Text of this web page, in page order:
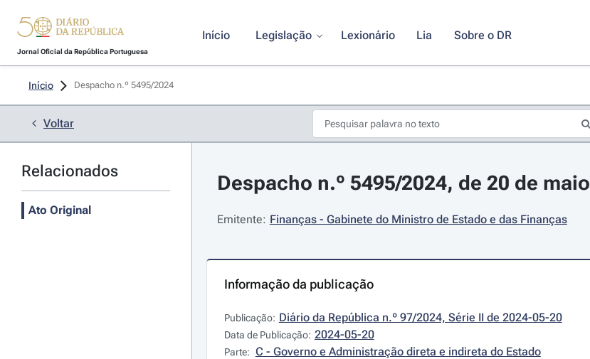
Jornal Oficial da República Portuguesa
Início Legislação Lexionário Lia Sobre o DR
Início Despacho n.º 5495/2024
Voltar
Relacionados
Ato Original
Despacho n.º 5495/2024, de 20 de maio
Emitente: Finanças - Gabinete do Ministro de Estado e das Finanças
Informação da publicação
Publicação: Diário da República n.º 97/2024, Série II de 2024-05-20
Data de Publicação: 2024-05-20
Parte: C - Governo e Administração direta e indireta do Estado